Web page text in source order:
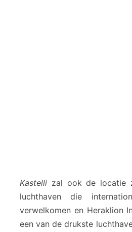
Kastelli zal ook de locatie
luchthaven die
verwelkomen en Heraklion
een van de drukste